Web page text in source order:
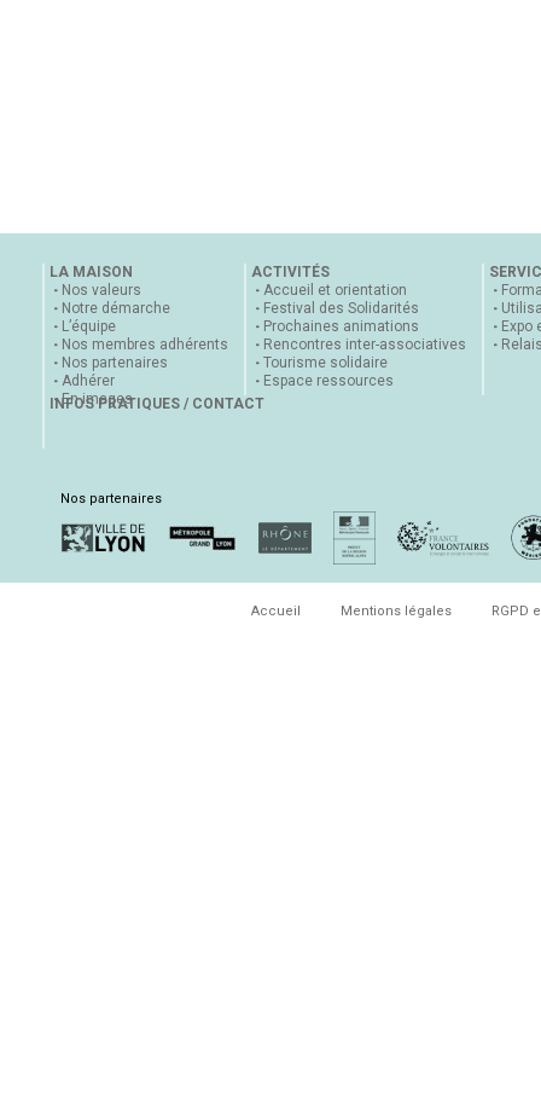
LA MAISON
Nos valeurs
Notre démarche
L’équipe
Nos membres adhérents
Nos partenaires
Adhérer
En images
ACTIVITÉS
Accueil et orientation
Festival des Solidarités
Prochaines animations
Rencontres inter-associatives
Tourisme solidaire
Espace ressources
Expo
INFOS PRATIQUES / CONTACT
Nos partenaires
Accueil Mentions légales RGPD